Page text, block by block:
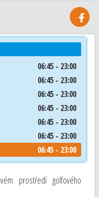
06:45 - 23:00
06:45 - 23:00
06:45 - 23:00
06:45 - 23:00
06:45 - 23:00
06:45 - 23:00
06:45 - 23:00
prostředí golfového